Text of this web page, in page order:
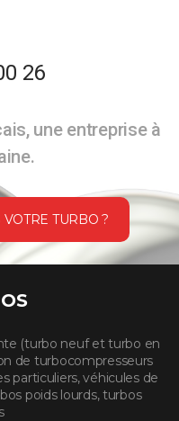
26
une entreprise à
TURBO ?
(turbo neuf et turbo en
de turbocompresseurs
particuliers, véhicules de
poids lourds, turbos